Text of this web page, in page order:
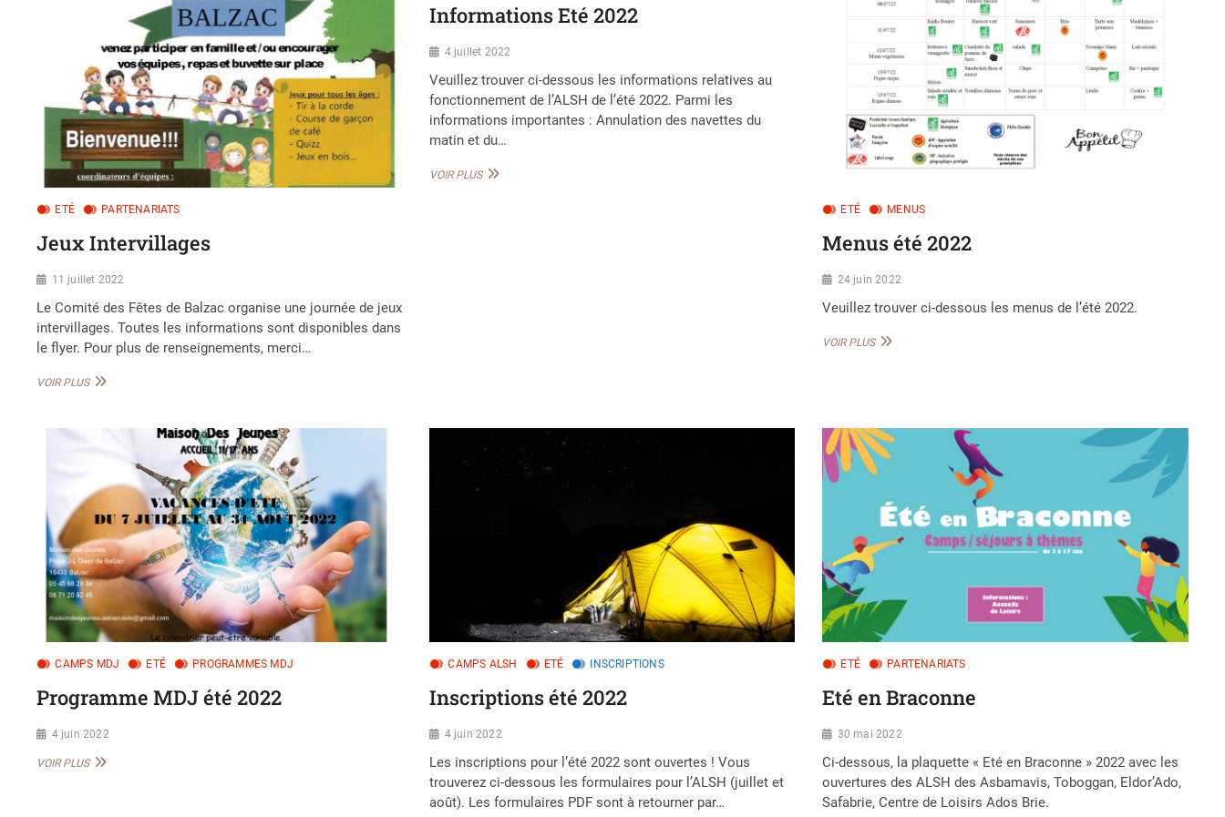
t
ETÉ PARTENARIATS
Jeux Intervillages
11 juillet 2022
Le Comité des Fêtes de Balzac organise une journée de jeux
intervillages. Toutes les informations sont disponibles dans
le flyer. Pour plus de renseignements, merci…
VOIR PLUSJEUX
Informations Eté 2022
4 juillet 2022
Veuillez trouver ci-dessous les informations relatives au
fonctionnement de l’ALSH de l’été 2022. Parmi les
informations importantes : Annulation des navettes du
matin et du…
VOIR PLUSINFORMATIONS
ETÉ MENUS
Menus été 2022
24 juin 2022
Veuillez trouver ci-dessous les menus de l’été 2022.
VOIR PLUSMENUS
CAMPS MDJ ETÉ PROGRAMMES MDJ
Programme MDJ été 2022
4 juin 2022
VOIR PLUSPROGRAMME
CAMPS ALSH ETÉ INSCRIPTIONS
Inscriptions été 2022
4 juin 2022
Les inscriptions pour l’été 2022 sont ouvertes ! Vous
trouverez ci-dessous les formulaires pour l’ALSH (juillet et
août). Les formulaires PDF sont à retourner par…
ETÉ PARTENARIATS
Eté en Braconne
30 mai 2022
Ci-dessous, la plaquette « Eté en Braconne » 2022 avec les
ouvertures des ALSH des Asbamavis, Toboggan, Eldor’Ado,
Safabrie, Centre de Loisirs Ados Brie.